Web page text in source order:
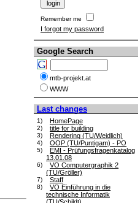
Remember me
I forgot my password
Google Search
mtb-projekt.at
WWW
Last changes
1) HomePage
2) title for building
3) Rendering (TU/Weidlich)
4) OOP (TU/Puntigam) - PO
5)
EMI - Prüfungsfragenkatalog
13.01.08
6)
VO Computergraphik 2
(TU/Gröller)
7) Staff
8)
VO Einführung in die
technische Informatik